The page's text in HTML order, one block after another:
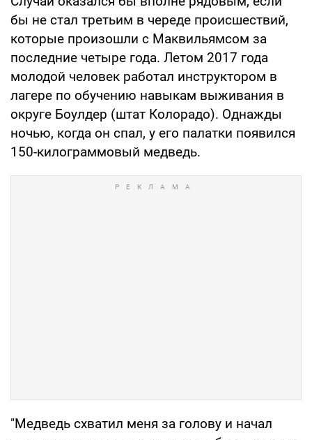
бы не стал третьим в череде происшествий,
которые произошли с Маквильямсом за
последние четыре года. Летом 2017 года
молодой человек работал инструктором в
лагере по обучению навыкам выживания в
округе Боулдер (штат Колорадо). Однажды
ночью, когда он спал, у его палатки появился
150-килограммовый медведь.
"Медведь схватил меня за голову и начал